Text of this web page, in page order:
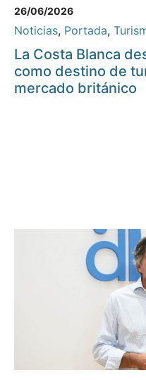
26/06/2026
Noticias, Portada,
La Costa Blanca
como destino de
mercado británico